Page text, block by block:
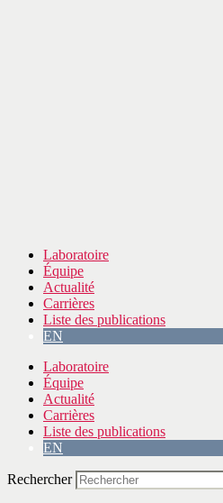
Laboratoire
Équipe
Actualité
Carrières
Liste des publications
EN
Laboratoire
Équipe
Actualité
Carrières
Liste des publications
EN
Rechercher